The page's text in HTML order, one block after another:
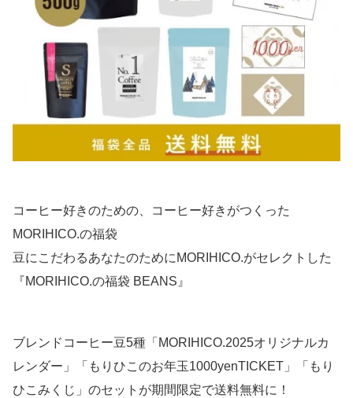
コーヒー好きのための、コーヒー好きがつくった
MORIHICO.の福袋
豆にこだわるあなたのためにMORIHICO.がセレクトした
『MORIHICO.の福袋 BEANS』
ブレンドコーヒー豆5種「MORIHICO.2025オリジナルカ
レンダー」「もりひこのお年玉1000yenTICKET」「もり
ひこみくじ」のセットが期間限定で送料無料に！